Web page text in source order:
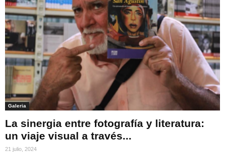
Galeria
La sinergia entre fotografía y literatura:
un viaje visual a través...
21 julio, 2024